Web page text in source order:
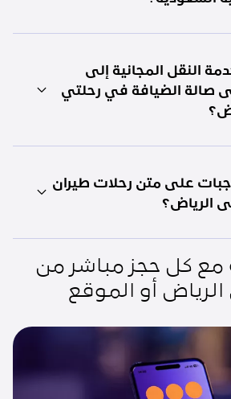
النقل المجانية إلى
صالة الضيافة في رحلتي
على متن رحلات طيران
الرياض؟
مع كل حجز مباشر من
أو الموقع